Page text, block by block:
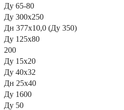
Ду 65-80
Ду 300х250
Дн 377х10,0 (Ду 350)
Ду 125х80
200
Ду 15х20
Ду 40х32
Дн 25х40
Ду 1600
Ду 50